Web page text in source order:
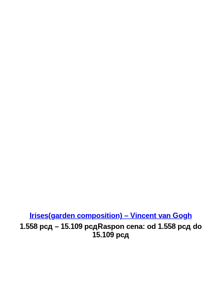
Irises(garden composition) – Vincent van Gogh
1.558 рсд – 15.109 рсдRaspon cena: od 1.558 рсд do
15.109 рсд